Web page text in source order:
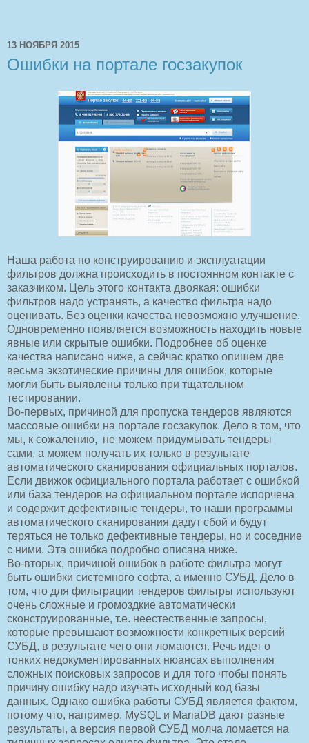
13 НОЯБРЯ 2015
Ошибки на портале госзакупок
Наша работа по конструированию и эксплуатации
фильтров должна происходить в постоянном контакте с
заказчиком. Цель этого контакта двоякая: ошибки
фильтров надо устранять, а качество фильтра надо
оценивать. Без оценки качества невозможно улучшение.
Одновременно появляется возможность находить новые
явные или скрытые ошибки. Подробнее об оценке
качества написано ниже, а сейчас кратко опишем две
весьма экзотические причины для ошибок, которые
могли быть выявлены только при тщательном
тестировании.
Во-первых, причиной для пропуска тендеров являются
массовые ошибки на портале госзакупок. Дело в том, что
мы, к сожалению, не можем придумывать тендеры
сами, а можем получать их только в результате
автоматического сканирования официальных порталов.
Если движок официального портала работает с ошибкой
или база тендеров на официальном портале испорчена
и содержит дефективные тендеры, то наши программы
автоматического сканирования дадут сбой и будут
теряться не только дефективные тендеры, но и соседние
с ними. Эта ошибка подробно описана ниже.
Во-вторых, причиной ошибок в работе фильтра могут
быть ошибки системного софта, а именно СУБД. Дело в
том, что для фильтрации тендеров фильтры используют
очень сложные и громоздкие автоматически
сконструированные, т.е. неестественные запросы,
которые превышают возможности конкретных версий
СУБД, в результате чего они ломаются. Речь идет о
тонких недокументированных нюансах выполнения
сложных поисковых запросов и для того чтобы понять
причину ошибку надо изучать исходный код базы
данных. Однако ошибка работы СУБД является фактом,
потому что, например, MySQL и MariaDB дают разные
результаты, а версия первой СУБД молча ломается на